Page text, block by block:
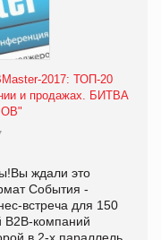
2017: ТОП-20
и продажах. БИТВА
ждали это
События -
встреча для 150
В2В-компаний